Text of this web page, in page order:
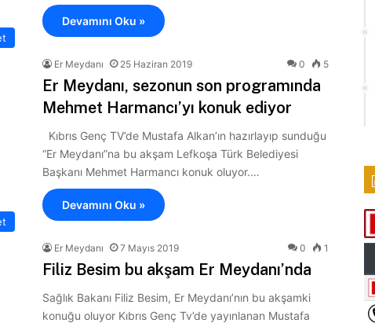
Devamını Oku »
Er Meydanı 25 Haziran 2019 0 5
Er Meydanı, sezonun son programında
Mehmet Harmancı’yı konuk ediyor
Kıbrıs Genç TV’de Mustafa Alkan’ın hazırlayıp sunduğu
“Er Meydanı”na bu akşam Lefkoşa Türk Belediyesi
Başkanı Mehmet Harmancı konuk oluyor.…
Devamını Oku »
Er Meydanı 7 Mayıs 2019 0 1
Filiz Besim bu akşam Er Meydanı’nda
Sağlık Bakanı Filiz Besim, Er Meydanı’nın bu akşamki
konuğu oluyor Kıbrıs Genç Tv’de yayınlanan Mustafa